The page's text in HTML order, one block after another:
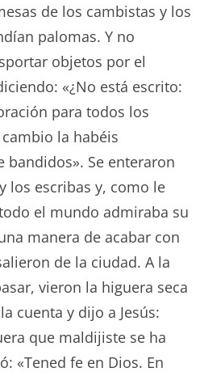
de los cambistas y los
palomas. Y no
objetos por el
«¿No está escrito:
para todos los
la habéis
bandidos». Se enteraron
los escribas y, como le
el mundo admiraba su
manera de acabar con
de la ciudad. A la
vieron la higuera seca
cuenta y dijo a Jesús:
que maldijiste se ha
«Tened fe en Dios. En